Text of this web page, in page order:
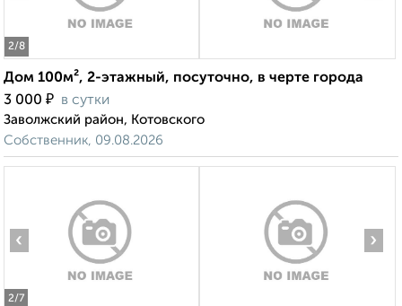
2/8
Дом 100м², 2-этажный, посуточно, в черте города
3 000 ₽ в сутки
Заволжский район, Котовского
Собственник, 09.08.2026
2/7
‹ ›